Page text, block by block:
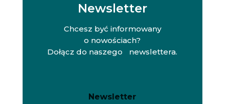
Newsletter
Chcesz być informowany
o nowościach?
Dołącz do naszego newslettera.
e
e
Newsletter